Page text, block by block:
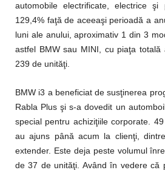
automobile electrificate, electrice
129,4% faţă de aceeaşi perioadă a
luni ale anului, aproximativ 1 din 3
astfel BMW sau MINI, cu piaţa
239 de unităţi.
BMW i3 a beneficiat de susţinerea
Rabla Plus şi s-a dovedit un
special pentru achiziţiile corporate.
au ajuns până acum la clienţi,
extender. Este deja peste volumul
de 37 de unităţi. Având în vedere că